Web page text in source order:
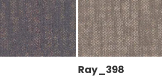
Ray_398